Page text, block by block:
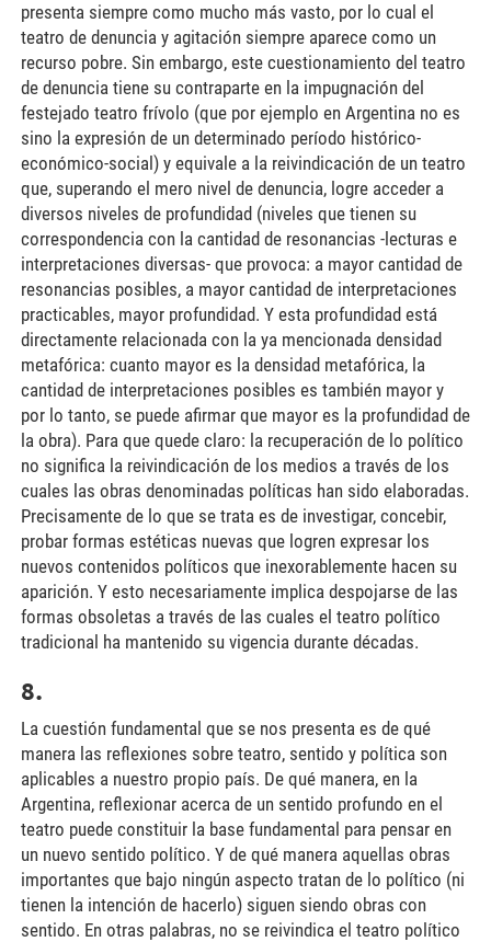
presenta siempre como mucho más vasto, por lo cual el
teatro de denuncia y agitación siempre aparece como un
recurso pobre. Sin embargo, este cuestionamiento del teatro
de denuncia tiene su contraparte en la impugnación del
festejado teatro frívolo (que por ejemplo en Argentina no es
sino la expresión de un determinado período histórico-
económico-social) y equivale a la reivindicación de un teatro
que, superando el mero nivel de denuncia, logre acceder a
diversos niveles de profundidad (niveles que tienen su
correspondencia con la cantidad de resonancias -lecturas e
interpretaciones diversas- que provoca: a mayor cantidad de
resonancias posibles, a mayor cantidad de interpretaciones
practicables, mayor profundidad. Y esta profundidad está
directamente relacionada con la ya mencionada densidad
metafórica: cuanto mayor es la densidad metafórica, la
cantidad de interpretaciones posibles es también mayor y
por lo tanto, se puede afirmar que mayor es la profundidad de
la obra). Para que quede claro: la recuperación de lo político
no significa la reivindicación de los medios a través de los
cuales las obras denominadas políticas han sido elaboradas.
Precisamente de lo que se trata es de investigar, concebir,
probar formas estéticas nuevas que logren expresar los
nuevos contenidos políticos que inexorablemente hacen su
aparición. Y esto necesariamente implica despojarse de las
formas obsoletas a través de las cuales el teatro político
tradicional ha mantenido su vigencia durante décadas.
8.
La cuestión fundamental que se nos presenta es de qué
manera las reflexiones sobre teatro, sentido y política son
aplicables a nuestro propio país. De qué manera, en la
Argentina, reflexionar acerca de un sentido profundo en el
teatro puede constituir la base fundamental para pensar en
un nuevo sentido político. Y de qué manera aquellas obras
importantes que bajo ningún aspecto tratan de lo político (ni
tienen la intención de hacerlo) siguen siendo obras con
sentido. En otras palabras, no se reivindica el teatro político